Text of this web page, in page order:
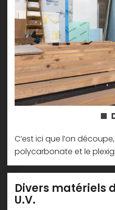
C’est ici que l’on
polycarbonate et le
Divers matériels
U.V.